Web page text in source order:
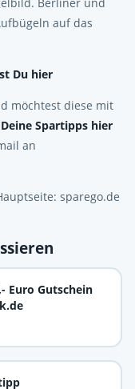
auf das
Du hier
möchtest diese mit
Deine Spartipps hier
an
sparego.de
Euro Gutschein